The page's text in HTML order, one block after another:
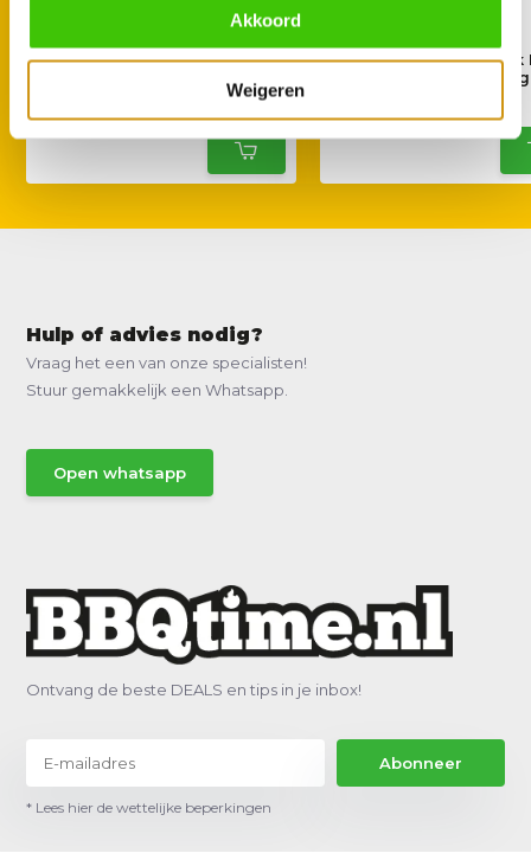
Akkoord
Weigeren
Kamado Joe Big Joe
99,95
Kamado Joe Big Block
Houtskool 9,07 kg
29,95
Hulp of advies nodig?
Vraag het een van onze specialisten!
Stuur gemakkelijk een Whatsapp.
Open whatsapp
Ontvang de beste DEALS en tips in je inbox!
Abonneer
* Lees hier de wettelijke beperkingen